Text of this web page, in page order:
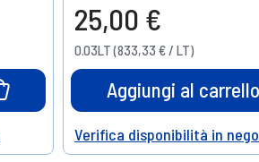
25,00 €
0.03LT (833,33 € / LT)
Aggiungi al
Help
Verifica disponibilità in